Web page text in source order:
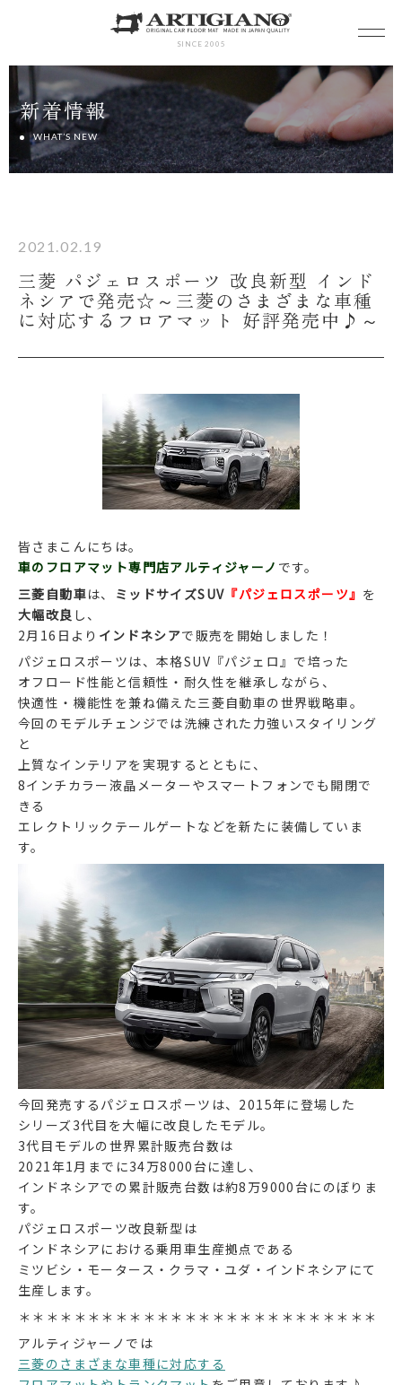
SINCE 2005
新着情報
WHAT’S NEW
2021.02.19
三菱 パジェロスポーツ 改良新型 インド
ネシアで発売☆～三菱のさまざまな車種
に対応するフロアマット 好評発売中♪～
皆さまこんにちは。
車のフロアマット専門店アルティジャーノ です。
三菱自動車は、 ミッドサイズSUV 『パジェロスポーツ』 を
大幅改良 し、
2月16日より インドネシアで販売を開始しました！
パジェロスポーツは、本格SUV『パジェロ』で培った
オフロード性能と信頼性・耐久性を継承しながら、
快適性・機能性を兼ね備えた三菱自動車の世界戦略車。
今回のモデルチェンジでは洗練された力強いスタイリング
と
上質なインテリアを実現するとともに、
8インチカラー液晶メーターやスマートフォンでも開閉で
きる
エレクトリックテールゲートなどを新たに装備していま
す。
今回発売するパジェロスポーツは、2015年に登場した
シリーズ3代目を大幅に改良したモデル。
3代目モデルの世界累計販売台数は
2021年1月までに34万8000台に達し、
インドネシアでの累計販売台数は約8万9000台にのぼりま
す。
パジェロスポーツ改良新型は
インドネシアにおける乗用車生産拠点である
ミツビシ・モータース・クラマ・ユダ・インドネシアにて
生産します。
＊＊＊＊＊＊＊＊＊＊＊＊＊＊＊＊＊＊＊＊＊＊＊＊＊＊
アルティジャーノでは
三菱のさまざまな車種に対応する